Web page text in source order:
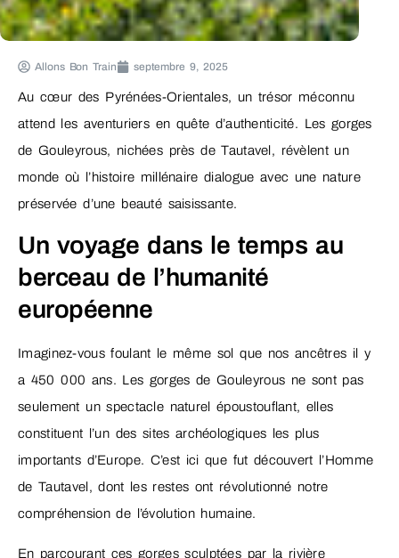
Allons Bon Train septembre 9, 2025
Au cœur des Pyrénées-Orientales, un trésor méconnu
attend les aventuriers en quête d’authenticité. Les gorges
de Gouleyrous, nichées près de Tautavel, révèlent un
monde où l’histoire millénaire dialogue avec une nature
préservée d’une beauté saisissante.
Un voyage dans le temps au
berceau de l’humanité
européenne
Imaginez-vous foulant le même sol que nos ancêtres il y
a 450 000 ans. Les gorges de Gouleyrous ne sont pas
seulement un spectacle naturel époustouflant, elles
constituent l’un des sites archéologiques les plus
importants d’Europe. C’est ici que fut découvert l’Homme
de Tautavel, dont les restes ont révolutionné notre
compréhension de l’évolution humaine.
En parcourant ces gorges sculptées par la rivière